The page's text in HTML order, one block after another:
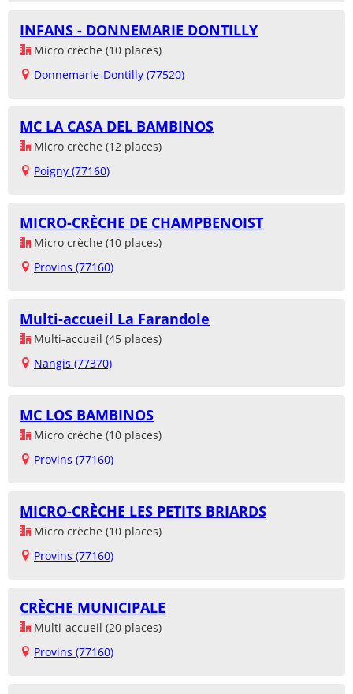
INFANS - DONNEMARIE DONTILLY
Micro crèche (10 places)
Donnemarie-Dontilly (77520)
MC LA CASA DEL BAMBINOS
Micro crèche (12 places)
Poigny (77160)
MICRO-CRÈCHE DE CHAMPBENOIST
Micro crèche (10 places)
Provins (77160)
Multi-accueil La Farandole
Multi-accueil (45 places)
Nangis (77370)
MC LOS BAMBINOS
Micro crèche (10 places)
Provins (77160)
MICRO-CRÈCHE LES PETITS BRIARDS
Micro crèche (10 places)
Provins (77160)
CRÈCHE MUNICIPALE
Multi-accueil (20 places)
Provins (77160)